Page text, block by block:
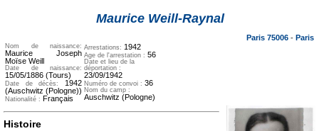
Maurice Weill-Raynal
Paris 75006 - Paris
Nom de naissance:
Maurice Joseph
Moïse Weill
Date de naissance:
15/05/1886 (Tours)
Date de décès: 1942
(Auschwitz (Pologne))
Nationalité : Français
Arrestations: 1942
Age de l'arrestation : 56
Date et lieu de la
déportation :
23/09/1942
Numéro de convoi : 36
Nom du camp :
Auschwitz (Pologne)
Histoire